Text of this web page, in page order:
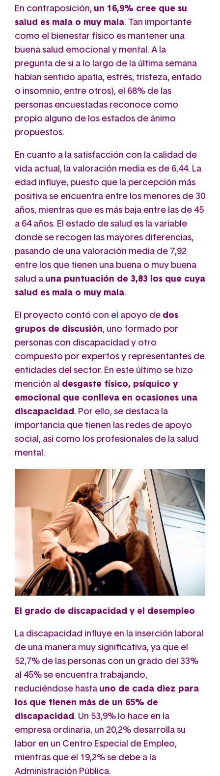
En contraposición, un 16,9% cree que su
salud es mala o muy mala. Tan importante
como el bienestar físico es mantener una
buena salud emocional y mental. A la
pregunta de si a lo largo de la última semana
habían sentido apatía, estrés, tristeza, enfado
o insomnio, entre otros), el 68% de las
personas encuestadas reconoce como
propio alguno de los estados de ánimo
propuestos.
En cuanto a la satisfacción con la calidad de
vida actual, la valoración media es de 6,44. La
edad influye, puesto que la percepción más
positiva se encuentra entre los menores de 30
años, mientras que es más baja entre las de 45
a 64 años. El estado de salud es la variable
donde se recogen las mayores diferencias,
pasando de una valoración media de 7,92
entre los que tienen una buena o muy buena
salud a una puntuación de 3,83 los que cuya
salud es mala o muy mala.
El proyecto contó con el apoyo de dos
grupos de discusión, uno formado por
personas con discapacidad y otro
compuesto por expertos y representantes de
entidades del sector. En este último se hizo
mención al desgaste físico, psíquico y
emocional que conlleva en ocasiones una
discapacidad . Por ello, se destaca la
importancia que tienen las redes de apoyo
social, así como los profesionales de la salud
mental.
El grado de discapacidad y el desempleo
La discapacidad influye en la inserción laboral
de una manera muy significativa, ya que el
52,7% de las personas con un grado del 33%
al 45% se encuentra trabajando,
reduciéndose hasta uno de cada diez para
los que tienen más de un 65% de
discapacidad . Un 53,9% lo hace en la
empresa ordinaria, un 20,2% desarrolla su
labor en un Centro Especial de Empleo,
mientras que el 19,2% se debe a la
Administración Pública.